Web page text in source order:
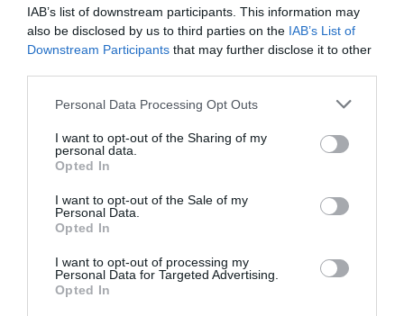
IAB’s list of downstream participants. This information may
also be disclosed by us to third parties on the IAB’s List of
Downstream Participants that may further disclose it to other
Please note that this website/app uses one or more Google
not limited to your visit or usage behaviour. You may click to
grant or deny consent to Google and its third-party tags to
use your data for below specified purposes in below Google
consent section.
Personal Data Processing Opt Outs
I want to opt-out of the Sharing of my
personal data.
Opted In
I want to opt-out of the Sale of my
Personal Data.
Opted In
I want to opt-out of processing my
Personal Data for Targeted Advertising.
Opted In
szervezeteik zászlóival, a más ágazathoz
tartozók külön csoportokban vonultak.
forrás:mti.hu
Ne maradjon le a legfrissebb hírekről, kövessen
bennünket az EGRI ÜGYEK Google Hírek oldalán!
VISSZA A FŐOLDALRA